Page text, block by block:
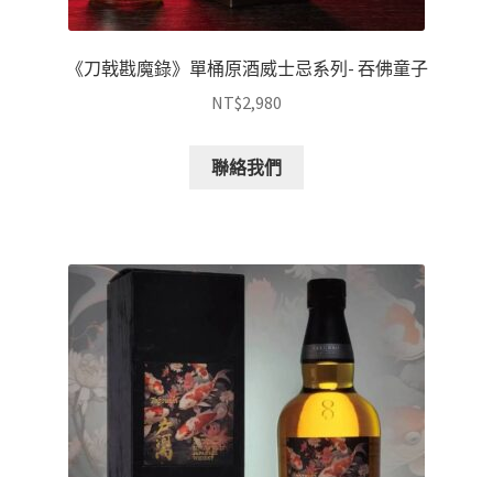
《刀戟戡魔錄》單桶原酒威士忌系列- 吞佛童子
NT$2,980
聯絡我們